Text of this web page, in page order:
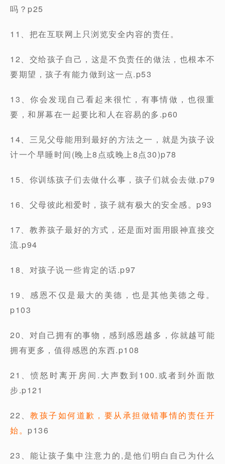
吗？p25
11、把在互联网上只浏览安全内容的责任。
12、交给孩子自己，这是不负责任的做法，也根本不
要期望，孩子有能力做到这一点.p53
13、你会发现自己看起来很忙，有事情做，也很重
要，和屏幕在一起要比和人在容易的多.p60
14、三见父母能用到最好的方法之一，就是为孩子设
计一个早睡时间(晚上8点或晚上8点30)p78
15、你训练孩子们去做什么事，孩子们就会去做.p79
16、父母彼此相爱时，孩子就有极大的安全感。p93
17、教养孩子最好的方式，还是面对面用眼神直接交
流.p94
18、对孩子说一些肯定的话.p97
19、感恩不仅是最大的美德，也是其他美德之母。
p103
20、对自己拥有的事物，感到感恩越多，你就越可能
拥有更多，值得感恩的东西.p108
21、愤怒时离开房间.大声数到100.或者到外面散
步.p121
22、教孩子如何道歉，要从承担做错事情的责任开
始。 p136
23、能让孩子集中注意力的,是他们明白自己为什么